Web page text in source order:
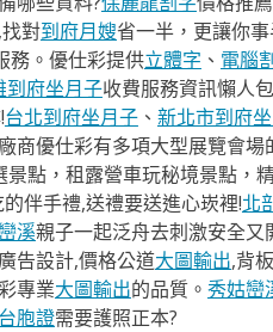
對到府月嫂省一半，更讓你
務。優仕彩提供立體字 、 電腦
到府坐月子收費服務資訊懶人
台北到府坐月子、 新北市到府
商優仕彩有多項大型展覽會場
景點，租露營車玩秘境景點，
伴手禮,送禮要送進心崁裡!北
溪親子一起泛舟去​刺激安全
告設計,價格公道大圖輸出,背
專業大圖輸出的品質。 秀姑巒
台胞證需要護照正本?